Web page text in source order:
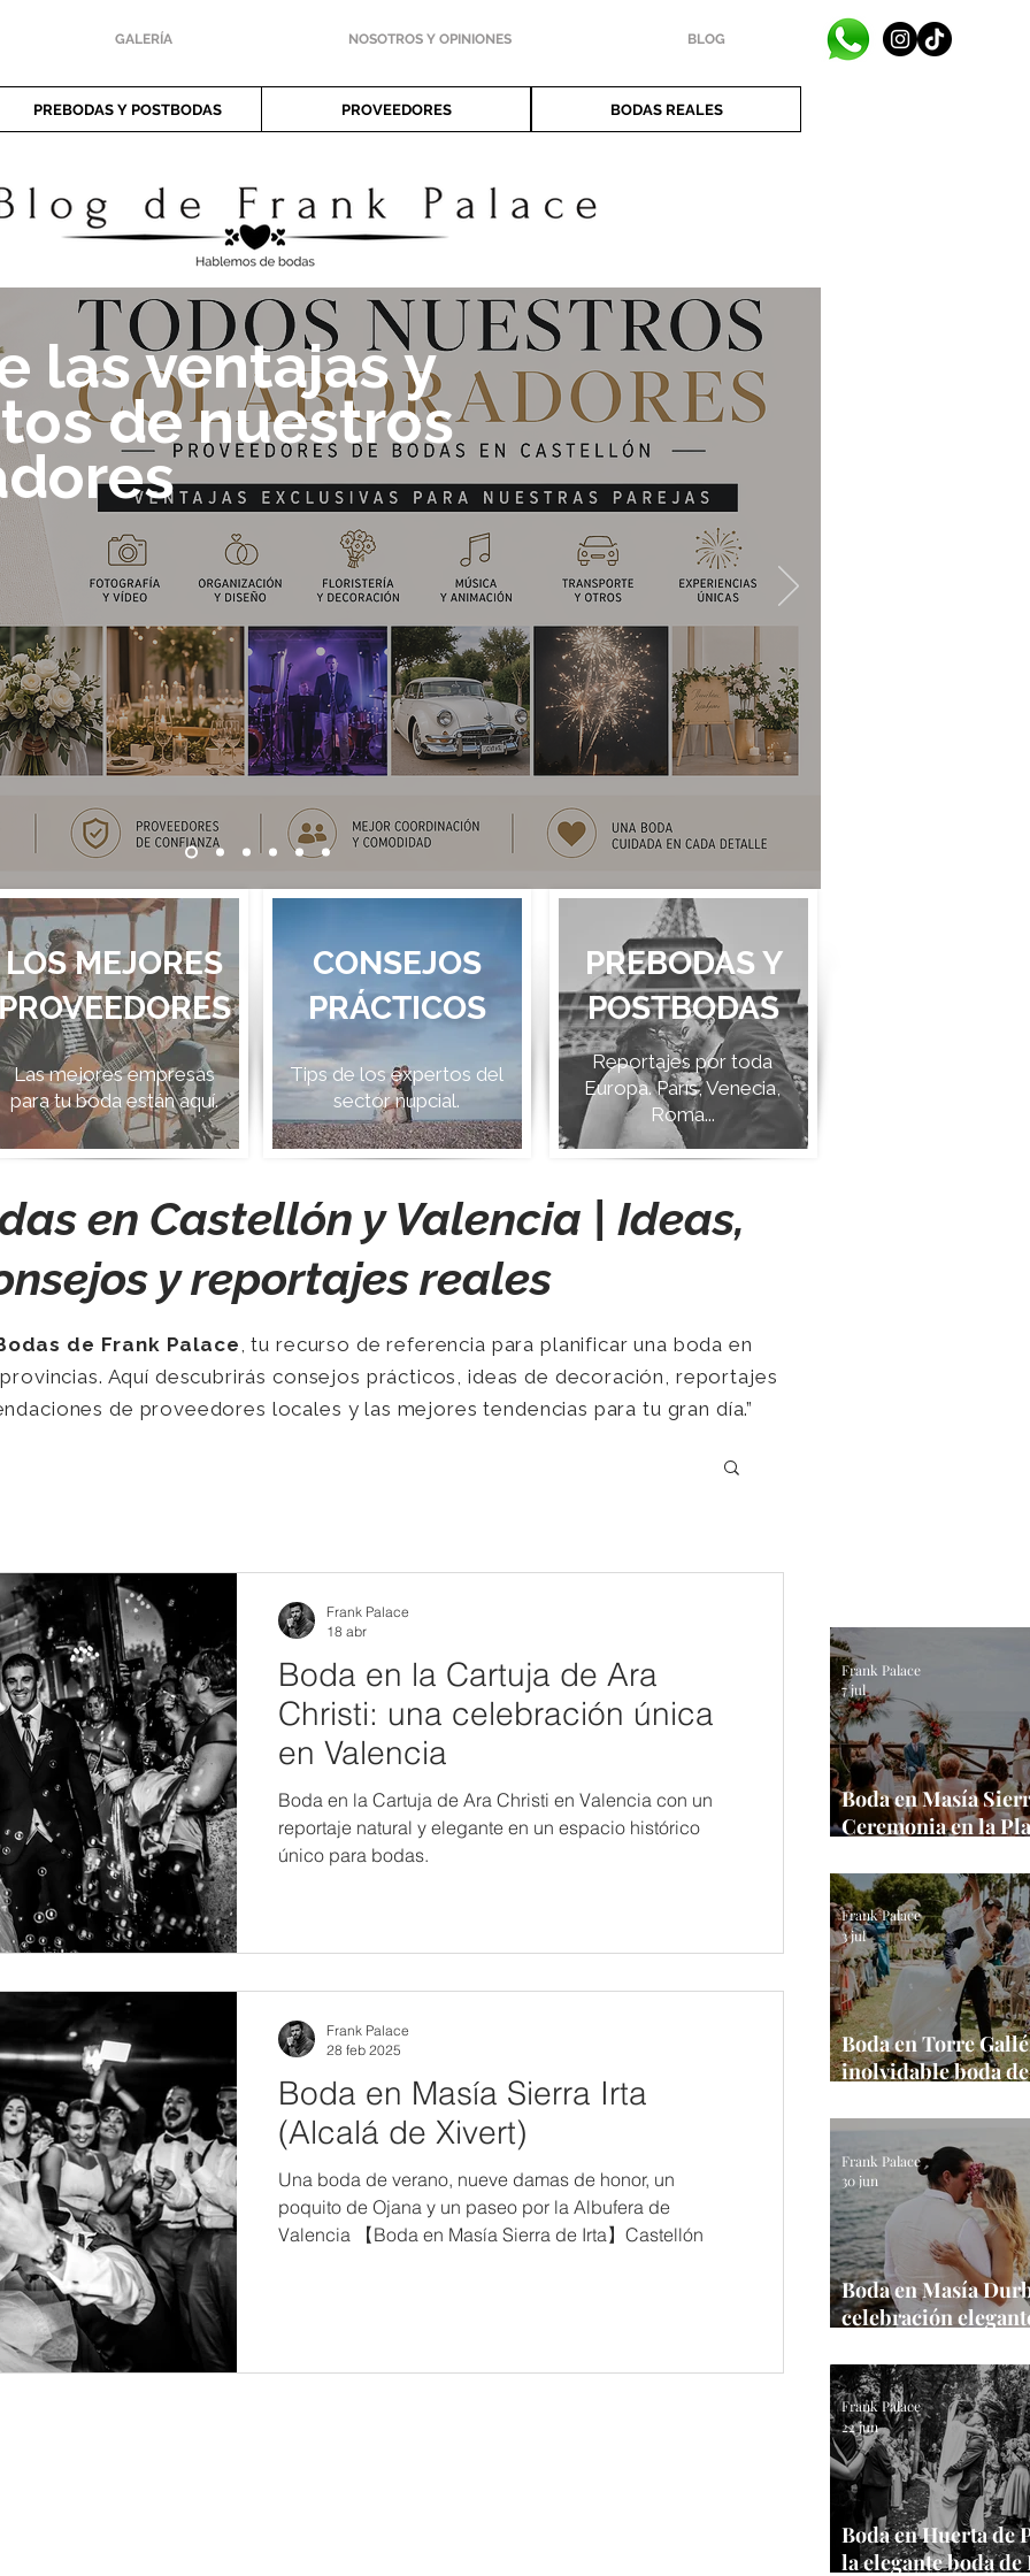
GALERÍA NOSOTROS Y OPINIONES BLOG
PREBODAS Y POSTBODAS PROVEEDORES BODAS REALES
las ventajas y
de nuestros
LOS MEJORES
Las mejores empresas
para tu boda están aquí.
CONSEJOS
PRÁCTICOS
Tips de los expertos del
sector nupcial.
PREBODAS Y
POSTBODAS
Reportajes por toda
Europa. París, Venecia,
Roma...
en Castellón y Valencia | Ideas,
y reportajes reales
de Frank Palace, tu recurso de referencia para planificar una boda en
Aquí descubrirás consejos prácticos, ideas de decoración, reportajes
de proveedores locales y las mejores tendencias para tu gran día.”
Boda en la Cartuja de Ara
Christi: una celebración única
en Valencia
Boda en la Cartuja de Ara Christi en Valencia con un
reportaje natural y elegante en un espacio histórico
único para bodas.
Frank Palace
18 abr
Boda en Masía Sierra Irta
(Alcalá de Xivert)
Una boda de verano, nueve damas de honor, un
poquito de Ojana y un paseo por la Albufera de
Valencia 【Boda en Masía Sierra de Irta】Castellón
Frank Palace
28 feb 2025
Boda en Masía
Ceremonia en la
Frank Palace
7 jul
Boda en Torre
inolvidable boda
ceremonia al aire
jardines
Frank Palace
3 jul
Boda en Masía
celebración
Frank Palace
30 jun
Boda en Huerta de
la elegante boda de
Frank Palace
22 jun